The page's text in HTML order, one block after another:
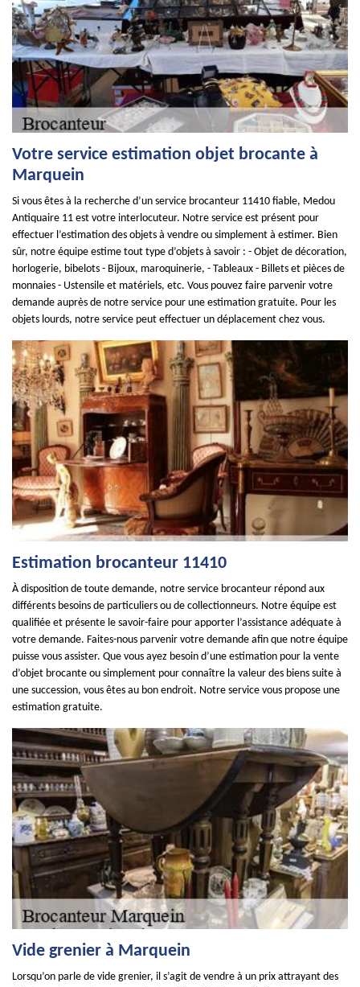
Votre service estimation objet brocante à
Marquein
Si vous êtes à la recherche d’un service brocanteur 11410 fiable, Medou
Antiquaire 11 est votre interlocuteur. Notre service est présent pour
effectuer l’estimation des objets à vendre ou simplement à estimer. Bien
sûr, notre équipe estime tout type d’objets à savoir : - Objet de décoration,
horlogerie, bibelots - Bijoux, maroquinerie, - Tableaux - Billets et pièces de
monnaies - Ustensile et matériels, etc. Vous pouvez faire parvenir votre
demande auprès de notre service pour une estimation gratuite. Pour les
objets lourds, notre service peut effectuer un déplacement chez vous.
Estimation brocanteur 11410
À disposition de toute demande, notre service brocanteur répond aux
différents besoins de particuliers ou de collectionneurs. Notre équipe est
qualifiée et présente le savoir-faire pour apporter l’assistance adéquate à
votre demande. Faites-nous parvenir votre demande afin que notre équipe
puisse vous assister. Que vous ayez besoin d’une estimation pour la vente
d’objet brocante ou simplement pour connaître la valeur des biens suite à
une succession, vous êtes au bon endroit. Notre service vous propose une
estimation gratuite.
Vide grenier à Marquein
Lorsqu’on parle de vide grenier, il s’agit de vendre à un prix attrayant des